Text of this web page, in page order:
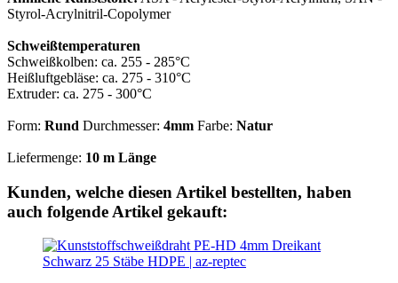
Styrol-Acrylnitril-Copolymer
Schweißtemperaturen
Schweißkolben: ca. 255 - 285°C
Heißluftgebläse: ca. 275 - 310°C
Extruder: ca. 275 - 300°C
Form: Rund Durchmesser: 4mm Farbe: Natur
Liefermenge: 10 m Länge
Kunden, welche diesen Artikel bestellten, haben
auch folgende Artikel gekauft: